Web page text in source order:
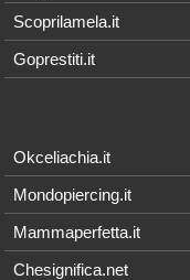
Scoprilamela.it
Goprestiti.it
Okceliachia.it
Mondopiercing.it
Mammaperfetta.it
Chesignifica.net